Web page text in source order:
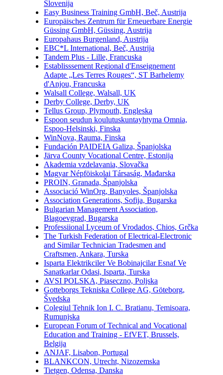
Slovenija
Easy Business Training GmbH, Beč, Austrija
Europäisches Zentrum für Erneuerbare Energie
Güssing GmbH, Güssing, Austrija
Europahaus Burgenland, Austrija
EBC*L International, Beč, Austrija
Tandem Plus - Lille, Francuska
Establisssement Regional d'Enseignement
Adapte „Les Terres Rouges“, ST Barhelemy
d'Anjou, Francuska
Walsall College, Walsall, UK
Derby College, Derby, UK
Tellus Group, Plymouth, Engleska
Espoon seudun koulutuskuntayhtyma Omnia,
Espoo-Helsinski, Finska
WinNova, Rauma, Finska
Fundación PAIDEIA Galiza, Španjolska
Järva County Vocational Centre, Estonija
Akademia vzdelavania, Slovačka
Magyar Népföiskolai Társaság, Mađarska
PROIN, Granada, Španjolska
Associació WinOrg, Banyoles, Španjolska
Association Generations, Sofija, Bugarska
Bulgarian Management Association,
Blagoevgrad, Bugarska
Professiional Lyceum of Vrodados, Chios, Grčka
The Turkish Federation of Electrical-Electronic
and Similar Technician Tradesmen and
Craftsmen, Ankara, Turska
Isparta Elektrikciler Ve Bobinajcilar Esnaf Ve
Sanatkarlar Odasi, Isparta, Turska
AVSI POLSKA, Piaseczno, Poljska
Gotteborgs Tekniska College AG, Göteborg,
Švedska
Colegiul Tehnik Ion I. C. Bratianu, Temisoara,
Rumunjska
European Forum of Technical and Vocational
Education and Training - EfVET, Brussels,
Belgija
ANJAF, Lisabon, Portugal
BLANKCON, Utrecht, Nizozemska
Tietgen, Odensa, Danska